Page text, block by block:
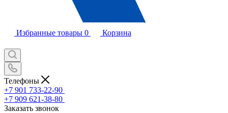
Избранные товары 0 Корзина
Телефоны
+7 901 733-22-90
+7 909 621-38-80
Заказать звонок